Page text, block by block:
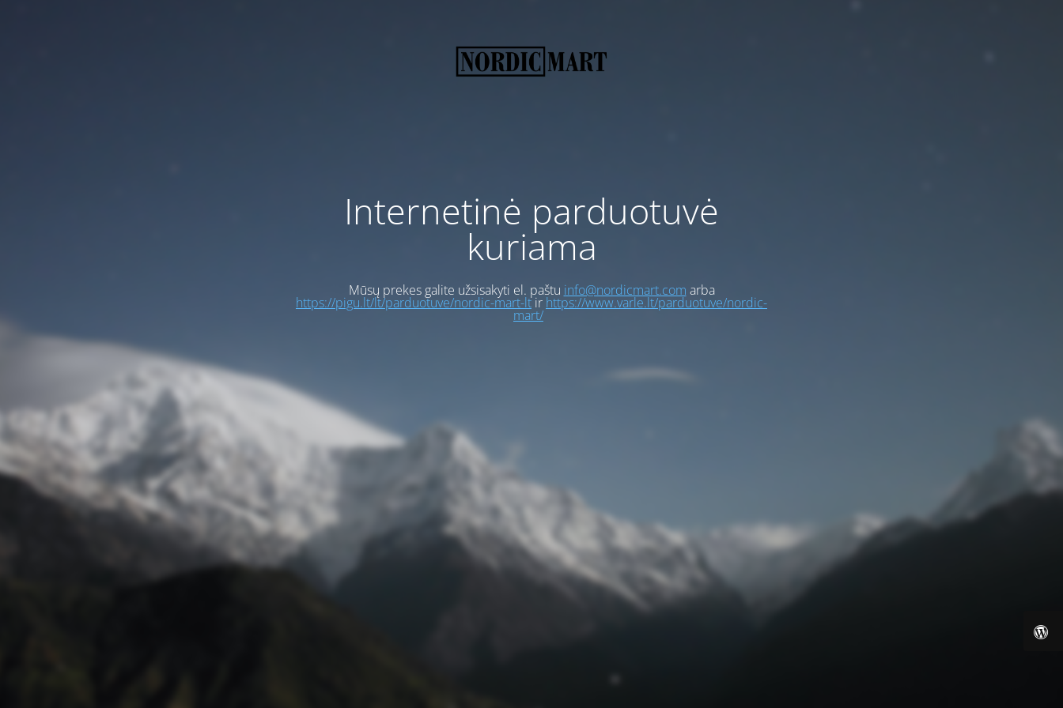
Internetinė parduotuvė
kuriama
Mūsų prekes galite užsisakyti el. paštu info@nordicmart.com arba
https://pigu.lt/lt/parduotuve/nordic-mart-ltir https://www.varle.lt/parduotuve/nordic-
mart/